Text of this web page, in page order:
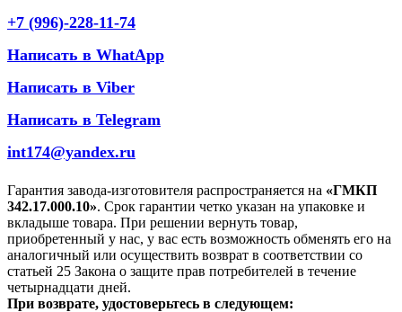
+7 (996)-228-11-74
Написать в WhatApp
Написать в Viber
Написать в Telegram
int174@yandex.ru
Гарантия завода-изготовителя распространяется на «ГМКП
342.17.000.10». Срок гарантии четко указан на упаковке и
вкладыше товара. При решении вернуть товар,
приобретенный у нас, у вас есть возможность обменять его на
аналогичный или осуществить возврат в соответствии со
статьей 25 Закона о защите прав потребителей в течение
четырнадцати дней.
При возврате, удостоверьтесь в следующем: